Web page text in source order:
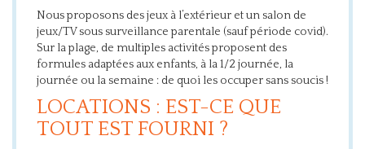
Nous proposons des jeux à l’extérieur et un salon de
jeux/TV sous surveillance parentale (sauf période covid).
Sur la plage, de multiples activités proposent des
formules adaptées aux enfants, à la 1/2 journée, la
journée ou la semaine : de quoi les occuper sans soucis !
LOCATIONS : EST-CE QUE
TOUT EST FOURNI ?